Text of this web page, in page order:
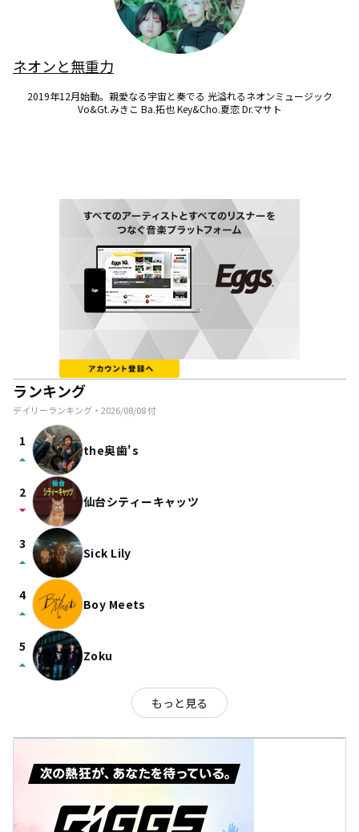
ネオンと無重力
2019年12月始動。親愛なる宇宙と奏でる 光溢れるネオンミュージック
Vo&Gt.みきこ Ba.拓也 Key&Cho.夏恋 Dr.マサト
ランキング
デイリーランキング・ 2026/08/08付
1
arrow_drop_up the奥歯's
2
arrow_drop_down 仙台シティーキャッツ
3
arrow_drop_up Sick Lily
4
arrow_drop_up Boy Meets
5
arrow_drop_up Zoku
もっと見る